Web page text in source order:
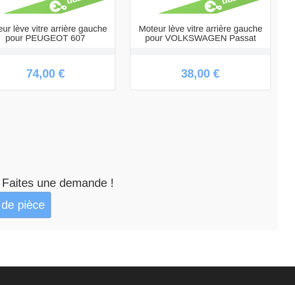
lève vitre arrière gauche
pour PEUGEOT 607
74,00 €
Moteur lève vitre arrière gauche
pour VOLKSWAGEN Passat
38,00 €
une demande !